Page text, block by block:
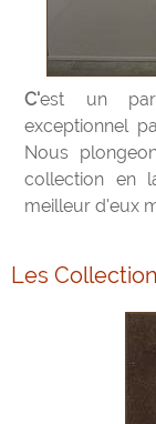
C'est un parcours artistique dans le temps
exceptionnel
Nous
collection en
meilleur d'eux
Les